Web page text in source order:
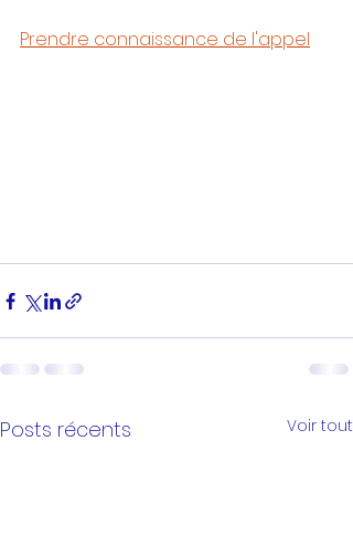
Prendre connaissance de l'appel
Posts récents Voir tout